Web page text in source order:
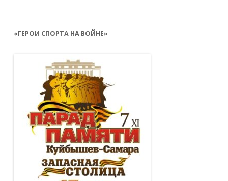
«ГЕРОИ СПОРТА НА ВОЙНЕ»